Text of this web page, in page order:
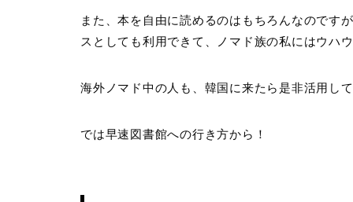
また、本を自由に読めるのはもちろんなのです
スとしても利用できて、ノマド族の私にはウハ
海外ノマド中の人も、韓国に来たら是非活用し
では早速図書館への行き方から！